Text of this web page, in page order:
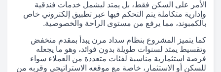
الأمر على السكن فقط، بل يمتد ليشمل خدمات فندقية
وإدارية متكاملة يتم التحكم فيها عبر تطبيق إلكتروني خاص
بالكمبوند، مما يرفع من مستوى الراحة والخصوصية.
كما يتميز المشروع بنظام سداد مرن يبدأ بمقدم منخفض
وتقسيط يمتد لسنوات طويلة بدون فوائد، وهو ما يجعله
فرصة استثمارية مناسبة لفئات متعددة من العملاء سواء
للسكن أو الاستثمار، خاصة مع موقعه الاستراتيجي وقربه من